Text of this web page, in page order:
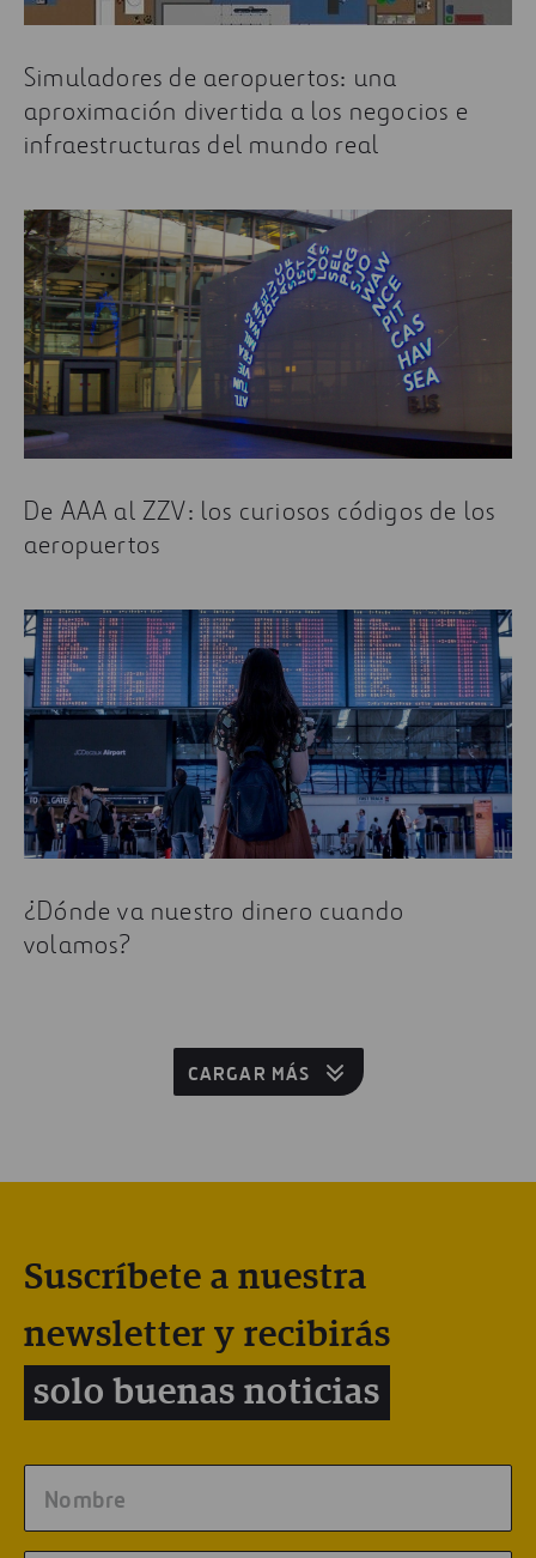
Simuladores de aeropuertos: una
aproximación divertida a los negocios e
infraestructuras del mundo real
De AAA al ZZV: los curiosos códigos de los
aeropuertos
¿Dónde va nuestro dinero cuando
volamos?
CARGAR MÁS
Suscríbete a nuestra
newsletter y recibirás
solo buenas noticias